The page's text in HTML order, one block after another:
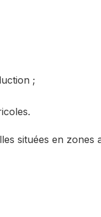
;
situées en zones